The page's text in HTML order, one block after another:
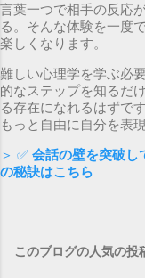
言葉一つで相手の反応
る。そんな体験を一度
楽しくなります。
難しい心理学を学ぶ必
的なステップを知るだ
る存在になれるはずで
もっと自由に自分を表
＞ ✅ 会話の壁を突破し
の秘訣はこちら
このブログの人気の投